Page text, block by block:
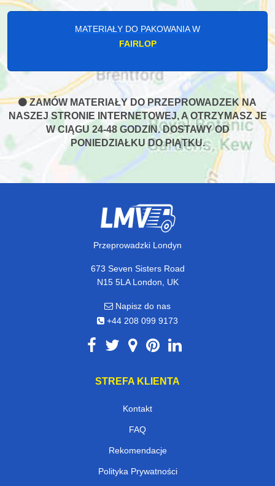
MATERIAŁY DO PAKOWANIA W
FAIRLOP
ZAMÓW MATERIAŁY DO PRZEPROWADZEK NA
NASZEJ STRONIE INTERNETOWEJ, A OTRZYMASZ JE
W CIĄGU 24-48 GODZIN. DOSTAWY OD
PONIEDZIAŁKU DO PIĄTKU.
Przeprowadzki Londyn
673 Seven Sisters Road
N15 5LA London, UK
Napisz do nas
+44 208 099 9173
STREFA KLIENTA
Kontakt
FAQ
Rekomendacje
Polityka Prywatności